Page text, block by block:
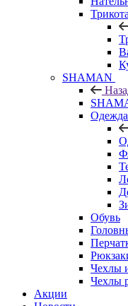
SHAMAN
Одежда
Обувь
Чехлы
Чехлы
Акции